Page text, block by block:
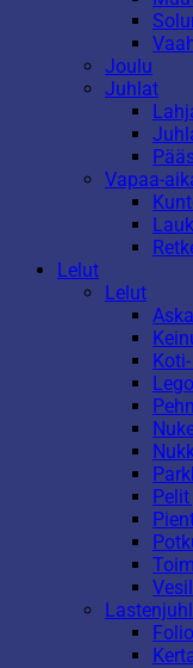
Joulu
Juhlat
Vapaa-
Lelut
Lelut